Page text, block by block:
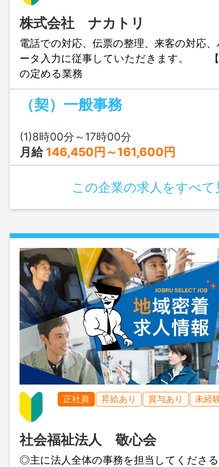
株式会社 ナカトリ
電話での対応、伝票の整理、来客の対応
ータ入力に従事していただきます。 【
の定める業務
（契）一般事務
(1)8時00分～17時00分
月給 146,450円～161,600円
この企業の求人をすべて
正社員 昇給あり 賞与あり 未経
社会福祉法人 敬心会
◎主に法人全体の事務を担当してくださ